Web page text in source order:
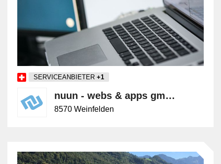
SERVICEANBIETER +1
nuun - webs & apps gmbh
8570 Weinfelden